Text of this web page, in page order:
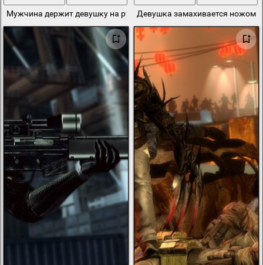
Мужчина держит девушку на руках под дождёмДевушка замахивается ножом